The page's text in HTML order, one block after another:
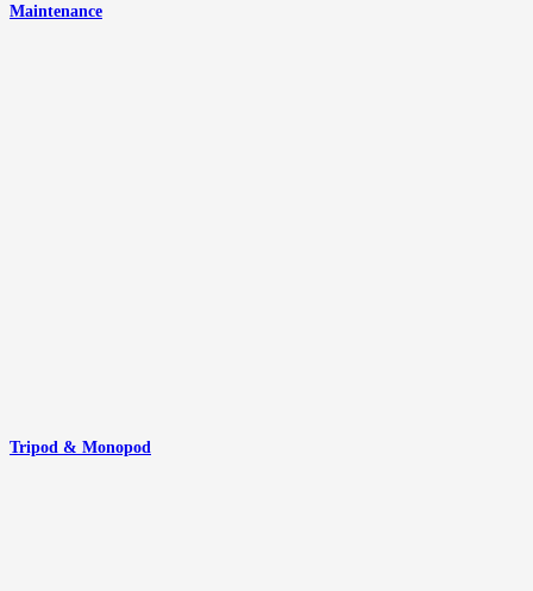
Maintenance
Tripod & Monopod